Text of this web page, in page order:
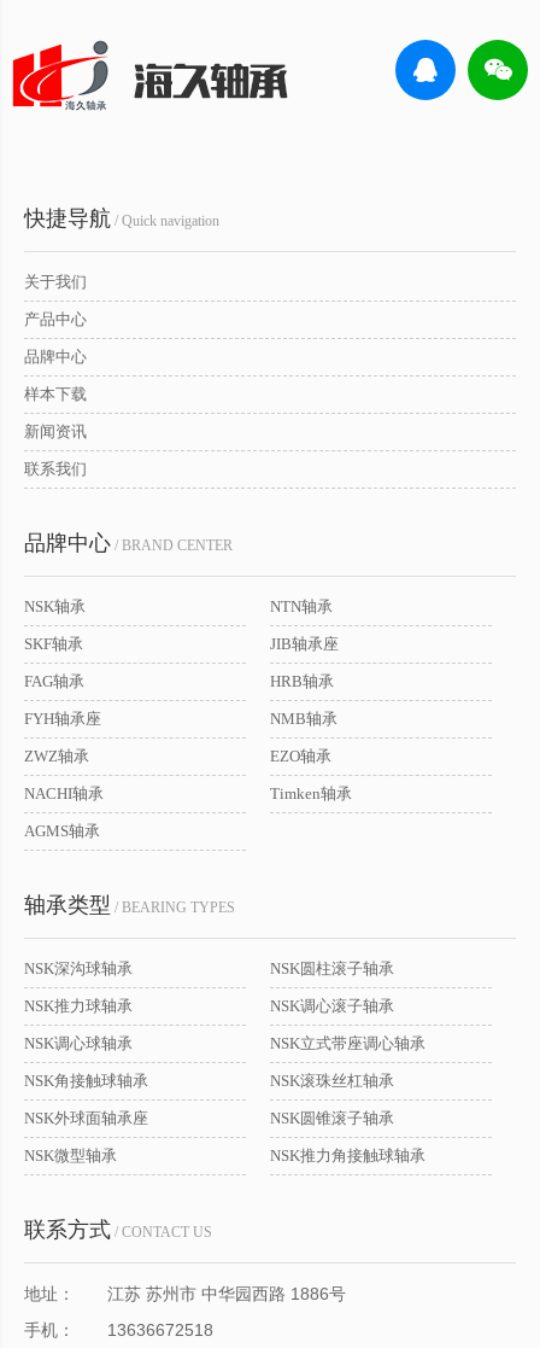
快捷导航 / Quick navigation
关于我们
产品中心
品牌中心
样本下载
新闻资讯
联系我们
品牌中心 / BRAND CENTER
NSK轴承 NTN轴承
SKF轴承 JIB轴承座
FAG轴承 HRB轴承
FYH轴承座 NMB轴承
ZWZ轴承 EZO轴承
NACHI轴承 Timken轴承
AGMS轴承
轴承类型 / BEARING TYPES
NSK深沟球轴承 NSK圆柱滚子轴承
NSK推力球轴承 NSK调心滚子轴承
NSK调心球轴承 NSK立式带座调心轴承
NSK角接触球轴承 NSK滚珠丝杠轴承
NSK外球面轴承座 NSK圆锥滚子轴承
NSK微型轴承 NSK推力角接触球轴承
联系方式 / CONTACT US
地址：
江苏 苏州市 中华园西路 1886号
手机：
13636672518